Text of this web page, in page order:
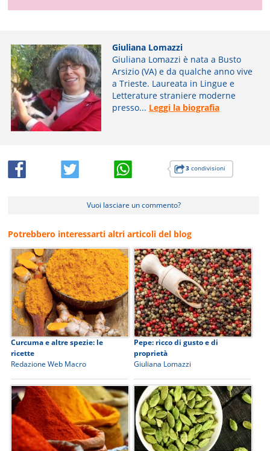
Giuliana Lomazzi
Giuliana Lomazzi è nata a Busto
Arsizio (VA) e da qualche anno vive
a Trieste. Laureata in Lingue e
Letterature straniere moderne
presso... Leggi la biografia
3condivisioni
Vuoi lasciare un commento?
Potrebbero interessarti altri articoli del blog
Curcuma e altre spezie: le
ricette
Redazione Web Macro
Pepe: ricco di gusto e di
proprietà
Giuliana Lomazzi